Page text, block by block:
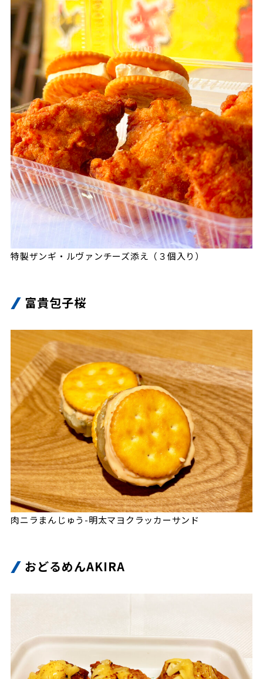
特製ザンギ・ルヴァンチーズ添え（３個入り）
富貴包子桜
肉ニラまんじゅう-明太マヨクラッカーサンド
おどるめんAKIRA